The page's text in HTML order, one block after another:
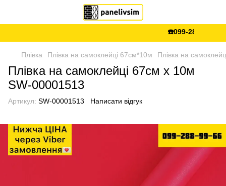
☎️099-288-99-66
Плівка Плівка на самоклейці 67см*10м Плівка на
Плівка на самоклейці 67см х 10м
SW-00001513
Артикул: SW-00001513 Написати відгук